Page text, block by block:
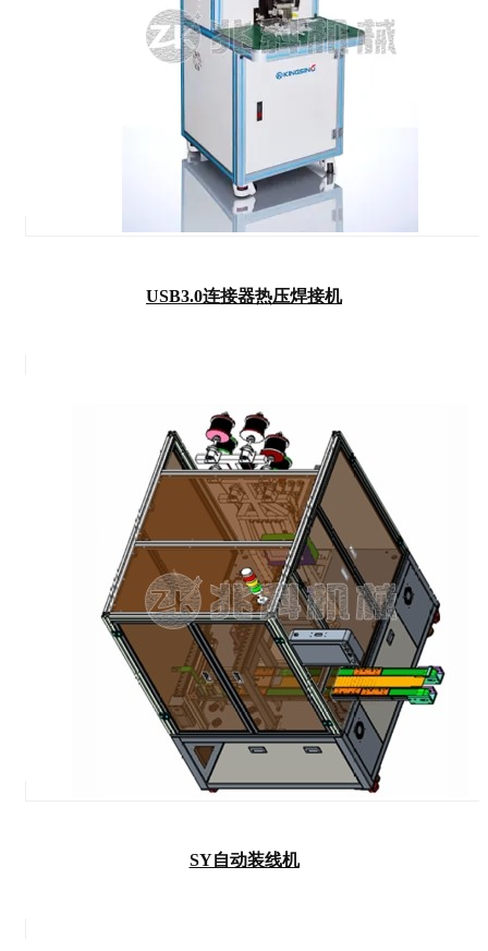
USB3.0连接器热压焊接机
SY自动装线机